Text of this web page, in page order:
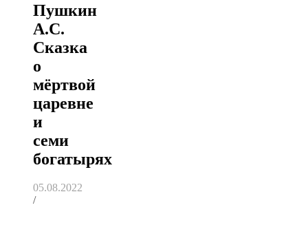
Пушкин
А.С.
Сказка
о
мёртвой
царевне
и
семи
богатырях
05.08.2022
/